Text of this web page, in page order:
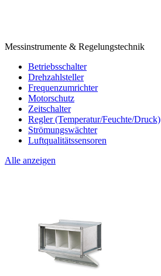
Messinstrumente & Regelungstechnik
Betriebsschalter
Drehzahlsteller
Frequenzumrichter
Motorschutz
Zeitschalter
Regler (Temperatur/Feuchte/Druck)
Strömungswächter
Luftqualitätssensoren
Alle anzeigen